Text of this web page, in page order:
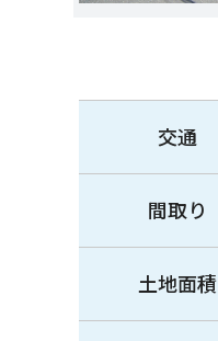
交通
間取り
土地面積